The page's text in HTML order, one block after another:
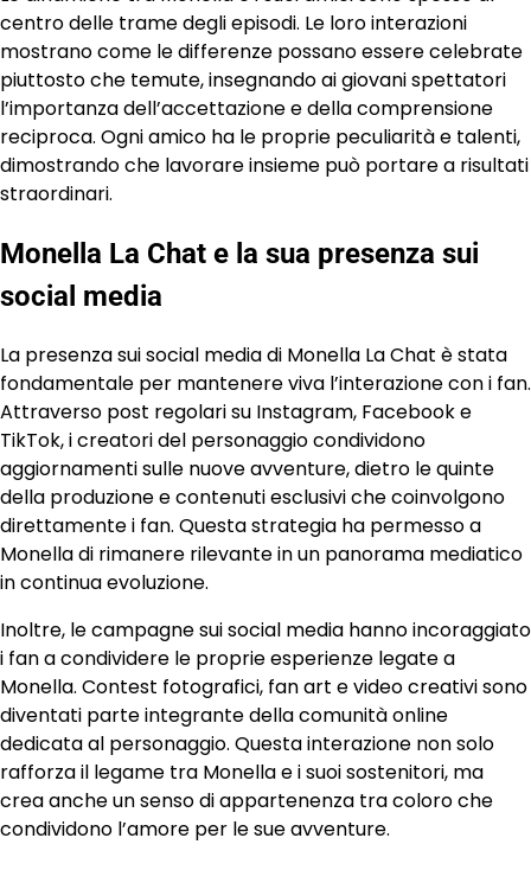
centro delle trame degli episodi. Le loro interazioni
mostrano come le differenze possano essere celebrate
piuttosto che temute, insegnando ai giovani spettatori
l’importanza dell’accettazione e della comprensione
reciproca. Ogni amico ha le proprie peculiarità e talenti,
dimostrando che lavorare insieme può portare a risultati
straordinari.
Monella La Chat e la sua presenza sui
social media
La presenza sui social media di Monella La Chat è stata
fondamentale per mantenere viva l’interazione con i fan.
Attraverso post regolari su Instagram, Facebook e
TikTok, i creatori del personaggio condividono
aggiornamenti sulle nuove avventure, dietro le quinte
della produzione e contenuti esclusivi che coinvolgono
direttamente i fan. Questa strategia ha permesso a
Monella di rimanere rilevante in un panorama mediatico
in continua evoluzione.
Inoltre, le campagne sui social media hanno incoraggiato
i fan a condividere le proprie esperienze legate a
Monella. Contest fotografici, fan art e video creativi sono
diventati parte integrante della comunità online
dedicata al personaggio. Questa interazione non solo
rafforza il legame tra Monella e i suoi sostenitori, ma
crea anche un senso di appartenenza tra coloro che
condividono l’amore per le sue avventure.